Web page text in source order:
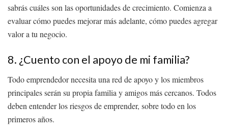
sabrás cuáles son las oportunidades de crecimiento. Comienza a
evaluar cómo puedes mejorar más adelante, cómo puedes agregar
valor a tu negocio.
8. ¿Cuento con el apoyo de mi familia?
Todo emprendedor necesita una red de apoyo y los miembros
principales serán su propia familia y amigos más cercanos. Todos
deben entender los riesgos de emprender, sobre todo en los
primeros años.